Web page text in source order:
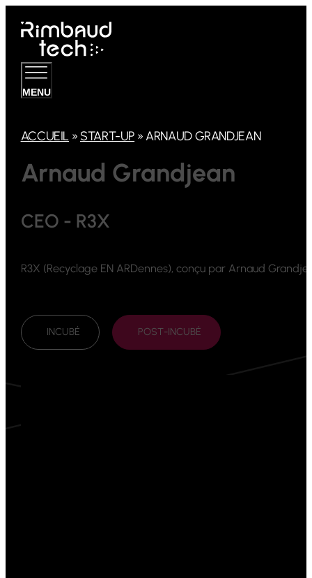
MENU
ACCUEIL » START-UP »ARNAUD GRANDJEAN
Arnaud Grandjean
CEO - R3X
R3X (Recyclage EN ARDennes), conçu par Arnaud
INCUBÉ POST-INCUBÉ